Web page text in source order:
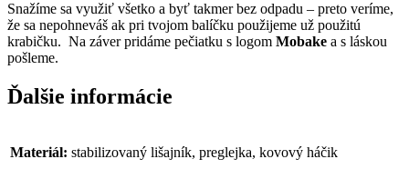
Snažíme sa využiť všetko a byť takmer bez odpadu – preto veríme,
že sa nepohneváš ak pri tvojom balíčku použijeme už použitú
krabičku. Na záver pridáme pečiatku s logom Mobake a s láskou
pošleme.
Ďalšie informácie
Materiál: stabilizovaný lišajník, preglejka, kovový háčik